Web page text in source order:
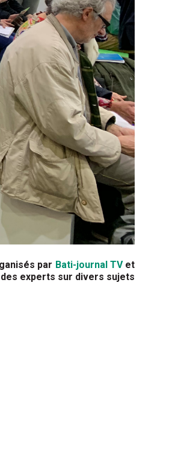
par Bati-journal TVet
experts sur divers sujets